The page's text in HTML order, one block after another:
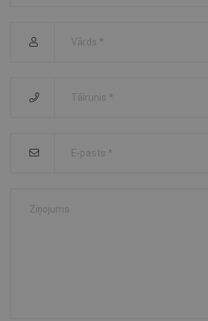
Vārds *
Tālrunis *
E-pasts *
Ziņojums